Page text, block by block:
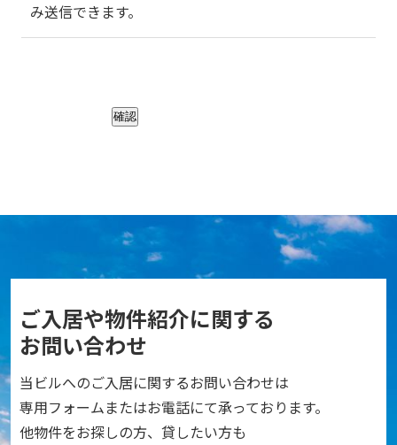
み送信できます。
確認
ご入居や物件紹介に関する
お問い合わせ
当ビルへのご入居に関するお問い合わせは
専用フォームまたはお電話にて承っております。
他物件をお探しの方、貸したい方も